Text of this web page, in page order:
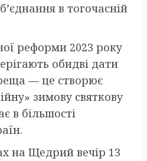
в тогочасній
реформи 2023 року
обидві дати
— це створює
зимову святкову
в більшості
на Щедрий вечір 13